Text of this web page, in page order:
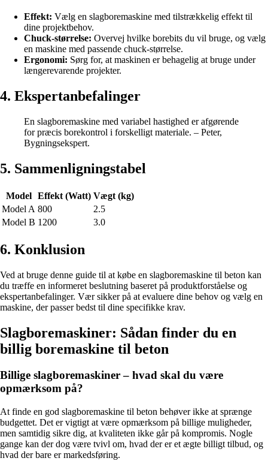
Effekt: Vælg en slagboremaskine med tilstrækkelig effekt til
dine projektbehov.
Chuck-størrelse: Overvej hvilke borebits du vil bruge, og vælg
en maskine med passende chuck-størrelse.
Ergonomi: Sørg for, at maskinen er behagelig at bruge under
længerevarende projekter.
4. Ekspertanbefalinger
En slagboremaskine med variabel hastighed er afgørende
for præcis borekontrol i forskelligt materiale. – Peter,
Bygningsekspert.
5. Sammenligningstabel
Model Effekt (Watt) Vægt (kg)
Model A 800
2.5
Model B 1200 3.0
6. Konklusion
Ved at bruge denne guide til at købe en slagboremaskine til beton kan
du træffe en informeret beslutning baseret på produktforståelse og
ekspertanbefalinger. Vær sikker på at evaluere dine behov og vælg en
maskine, der passer bedst til dine specifikke krav.
Slagboremaskiner: Sådan finder du en
billig boremaskine til beton
Billige slagboremaskiner – hvad skal du være
opmærksom på?
At finde en god slagboremaskine til beton behøver ikke at sprænge
budgettet. Det er vigtigt at være opmærksom på billige muligheder,
men samtidig sikre dig, at kvaliteten ikke går på kompromis. Nogle
gange kan der dog være tvivl om, hvad der er et ægte billigt tilbud, og
hvad der bare er markedsføring.